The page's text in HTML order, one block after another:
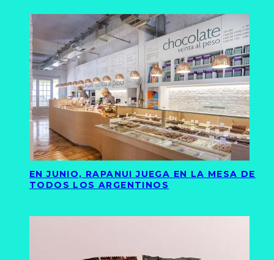
EN JUNIO, RAPANUI JUEGA EN LA MESA DE
TODOS LOS ARGENTINOS